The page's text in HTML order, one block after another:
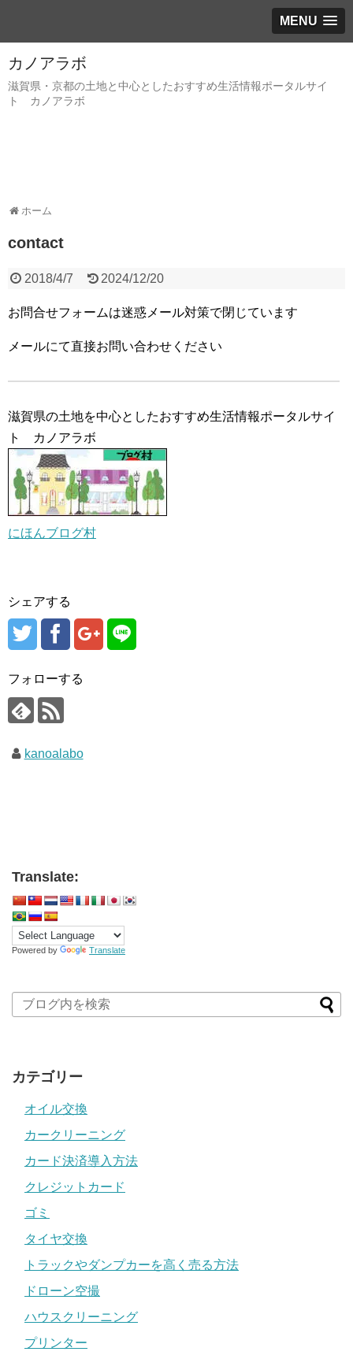
MENU
カノアラボ
滋賀県・京都の土地と中心としたおすすめ生活情報ポータルサイ
ト カノアラボ
ホーム
contact
2018/4/7 2024/12/20
お問合せフォームは迷惑メール対策で閉じています
メールにて直接お問い合わせください
滋賀県の土地を中心としたおすすめ生活情報ポータルサイ
ト カノアラボ
にほんブログ村
シェアする
フォローする
kanoalabo
Translate:
Powered by Translate
カテゴリー
オイル交換
カークリーニング
カード決済導入方法
クレジットカード
ゴミ
タイヤ交換
トラックやダンプカーを高く売る方法
ドローン空撮
ハウスクリーニング
プリンター